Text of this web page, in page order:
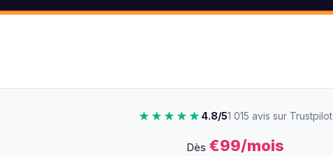
★★★★★ 4.8/51 015 avis sur Trustpilot
Dès €99/mois